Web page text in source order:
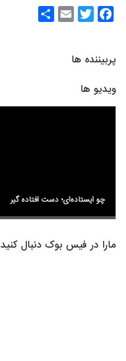
پربیننده ها
ویدیو ها
چو ایستاده‌ای؛ دست افتاده گیر
مارا در فیس بوک دنبال کنید
F
a
e
o
o
T
wi
er
E
m